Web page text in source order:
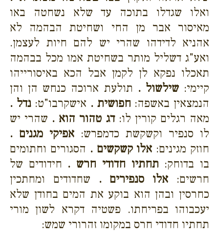
ואלו שגדלו בתוכה עד שלא נשחטה באו
מאיסור אבר מן החי ושחיטת הבהמה לא
אהניא לדידהו שהרי יש להם חיות לעצמן.
ואע"ג דשליל מותר בשחיטת אמו מכל בבהמה
תאכלו נפקא לן לקמן אבל הכא באיסורייהו
קיימי:שילשול . תולעת ארוכה כנחש הן והן
הנמצאין באשפה: חפושית . אישקרבו"ט:נדל .
מאה רגלים קורין לו:דג טהור הוא . שהרי יש
לו סנפיר וקשקשת כדמפרש: אפיקי מגנים .
חוזק מגינים: אלו קשקשים . הסגורים וחתומים
בו בדוחק: תחתיו חדודי חרש . חידודים של
חרשים: אלו סנפירים . שחדודים ומחתכין
כחרסין ובהן הוא בוקע את המים בחודן שלא
יעכבוהו בפריחתו. פשטיה דקרא לשון מורי
תחתיו חדודי חרס במקומו זהרורי שמש: